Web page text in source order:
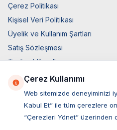
Çerez Politikası
Kişisel Veri Politikası
Üyelik ve Kullanım Şartları
Satış Sözleşmesi
Teslimat Koşulları
Ticari Elektronik İzin
Elektronik İleti Aydınlatma Metni
Çerez Kullanımı
Web sitemizde deneyiminizi
Kabul Et” ile tüm çerezlere
“Çerezleri Yönet” üzerinden